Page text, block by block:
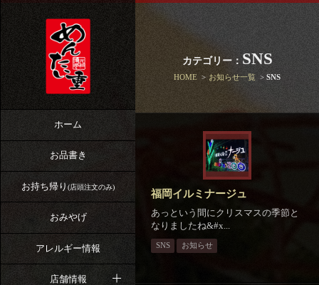
ホーム
お品書き
お持ち帰り (店頭注文のみ)
おみやげ
アレルギー情報
店舗情報
カテゴリー： SNS
HOME お知らせ一覧 SNS
福岡イルミナージュ
あっという間にクリスマスの季節と
なりましたね&#x...
SNS お知らせ